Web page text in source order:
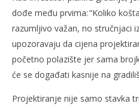
dođe među prvima: “Koliko
razumljivo važan, no stručnjaci
upozoravaju da cijena
početno polazište jer sama
će se događati kasnije na
Projektiranje nije samo stavka